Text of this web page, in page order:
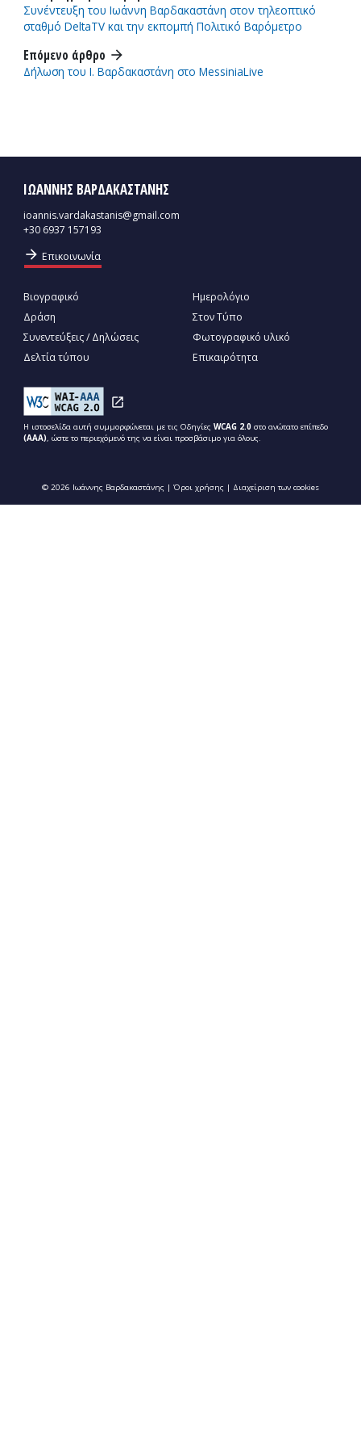
Συνέντευξη του Ιωάννη Βαρδακαστάνη στον τηλεοπτικό
σταθμό DeltaTV και την εκπομπή Πολιτικό Βαρόμετρο
Επόμενο άρθρο arrow_forward
Δήλωση του Ι. Βαρδακαστάνη στο MessiniaLive
ΙΩΑΝΝΗΣ ΒΑΡΔΑΚΑΣΤΑΝΗΣ
ioannis.vardakastanis@gmail.com
+30 6937 157193
arrow_forward Επικοινωνία
Βιογραφικό
Δράση
Συνεντεύξεις / Δηλώσεις
Δελτία τύπου
Ημερολόγιο
Στον Τύπο
Φωτογραφικό υλικό
Επικαιρότητα
Η ιστοσελίδα αυτή συμμορφώνεται με τις Οδηγίες WCAG 2.0στο ανώτατο επίπεδο
(ΑΑΑ), ώστε το περιεχόμενό της να είναι προσβάσιμο για όλους.
© 2026 Ιωάννης Βαρδακαστάνης | Όροι χρήσης | Διαχείριση των cookies